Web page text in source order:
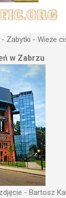
Zabytki - Wieże
w Zabrzu
- Bartosz